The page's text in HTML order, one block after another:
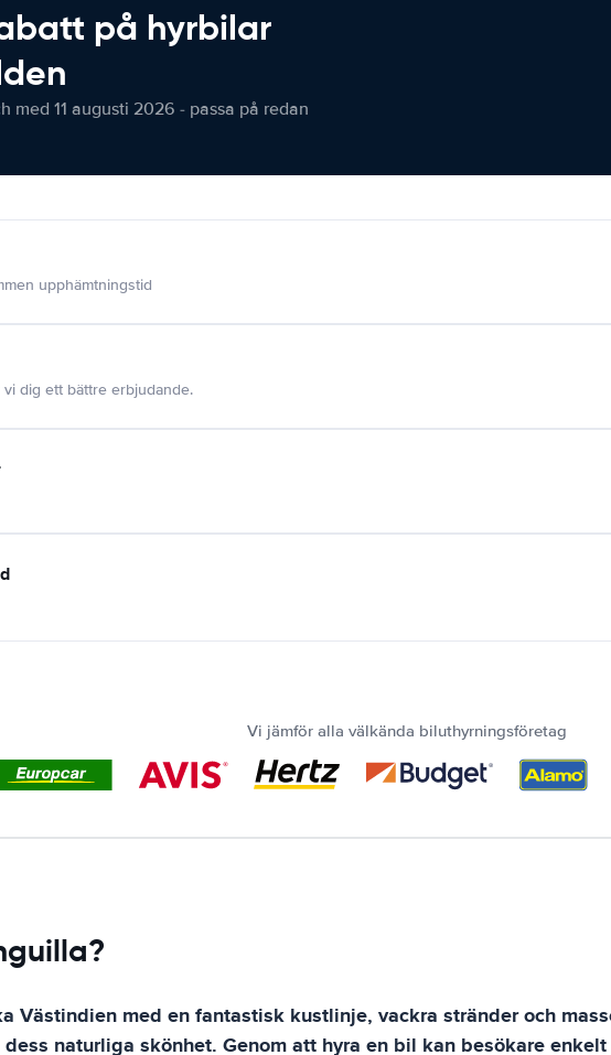
på hyrbilar
med 11 augusti 2026 - passa på redan
upphämtningstid
dig ett bättre erbjudande.
Vi jämför alla välkända biluthyrningsföretag
Västindien med en fantastisk kustlinje, vackra stränder och
naturliga skönhet. Genom att hyra en bil kan besökare